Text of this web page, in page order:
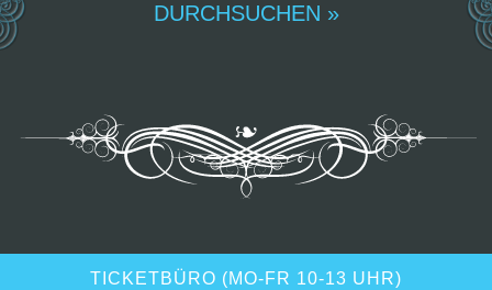
DURCHSUCHEN »
TICKETBÜRO (MO-FR 10-13 UHR)